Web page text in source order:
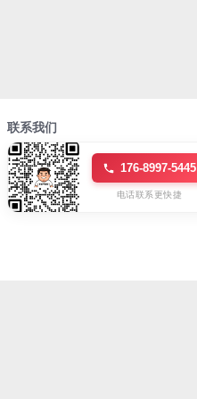
联系我们
176-8997-5445
电话联系更快捷